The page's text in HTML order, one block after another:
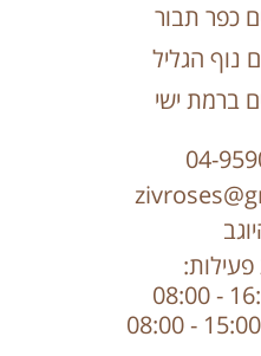
כפר תבור
נוף הגליל
ברמת ישי
04-